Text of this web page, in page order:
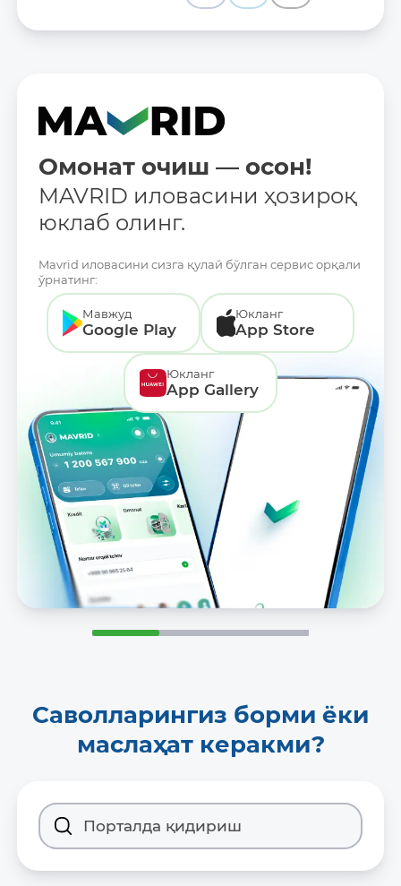
Омонат очиш — осон!
MAVRID иловасини ҳозироқ
юклаб олинг.
Mavrid иловасини сизга қулай бўлган сервис орқали
ўрнатинг:
Мавжуд
Google Play
Юкланг
App Store
Юкланг
App Gallery
Саволларингиз борми ёки
маслаҳат керакми?